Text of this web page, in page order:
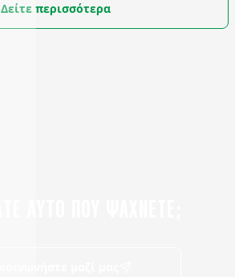
Δείτε περισσότερα